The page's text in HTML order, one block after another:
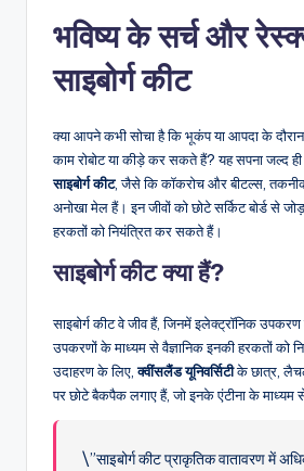
भविष्य के सर्च और
साइबोर्ग कीट
क्या आपने कभी सोचा है कि भूकंप या आपदा के
काम रोबोट या कीड़े कर सकते हैं? यह सपना जल्द
साइबोर्ग कीट, जैसे कि कॉकरोच और बीटल्स,
अनोखा मेल हैं। इन जीवों को छोटे सर्किट बोर्ड से
हरकतों को नियंत्रित कर सकते हैं।
साइबोर्ग कीट क्या हैं?
साइबोर्ग कीट वे जीव हैं, जिनमें इलेक्ट्रॉनिक
उपकरणों के माध्यम से वैज्ञानिक इनकी हरकतों को
उदाहरण के लिए,क्वींसलैंड यूनिवर्सिटीके छात्र,
पर छोटे बैकपैक लगाए हैं, जो इनके एंटीना के
\”साइबोर्ग कीट प्राकृतिक वातावरण में